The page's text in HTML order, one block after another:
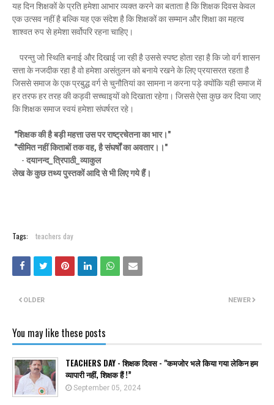
यह दिन शिक्षकों के प्रति हमेशा आभार व्यक्त करने का बताता है कि शिक्षक दिवस केवल
एक उत्सव नहीं है बल्कि यह एक संदेश है कि शिक्षकों का सम्मान और शिक्षा का महत्व
शाश्वत रुप से हमेशा सर्वोपरि रहना चाहिए।
परन्तु जो स्थिति बनाई और दिखाई जा रही है उससे स्पष्ट होता रहा है कि जो वर्ग शासन
सत्ता के नजदीक रहा है वो हमेशा असंतुलन को बनाये रखने के लिए प्रयासरत रहता है
जिससे समाज के एक प्रबुद्ध वर्ग से चुनौतियां का सामना न करना पड़े क्योंकि यही समाज में
हर तरफ हर तरह की कड़वी सच्चाइयों को दिखाता रहेगा। जिससे ऐसा कुछ कर दिया जाए
कि शिक्षक समाज स्वयं हमेशा संघर्षरत रहे।
"शिक्षक की है बड़ी महत्ता उस पर राष्ट्रचेतना का भार।"
"सीमित नहीं किताबों तक वह, है संघर्षों का अवतार।।"
- दयानन्द_त्रिपाठी_व्याकुल
लेख के कुछ तथ्य पुस्तकों आदि से भी लिए गये हैं।
Tags: teachers day
NEWER
OLDER
You may like these posts
TEACHERS DAY - शिक्षक दिवस - "कमजोर भले किया गया लेकिन हम
व्यापारी नहीं, शिक्षक हैं !”
September 05, 2024